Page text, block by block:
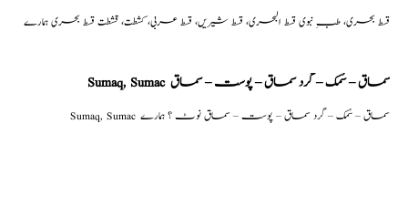
قسط بحری، طبِ نبوی قسط البحری، قسط شیریں، قسط عربی، كشطت، قشطت قسط بحری ہمارے
Sumaq, Sumac سماق – سُمک – گرد سماق – پوست – سماق
Sumaq, Sumac سماق – سُمک – گرد سماق – پوست – سماق نوٹ ؟ ہمارے